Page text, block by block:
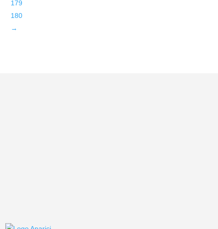
179
180
→